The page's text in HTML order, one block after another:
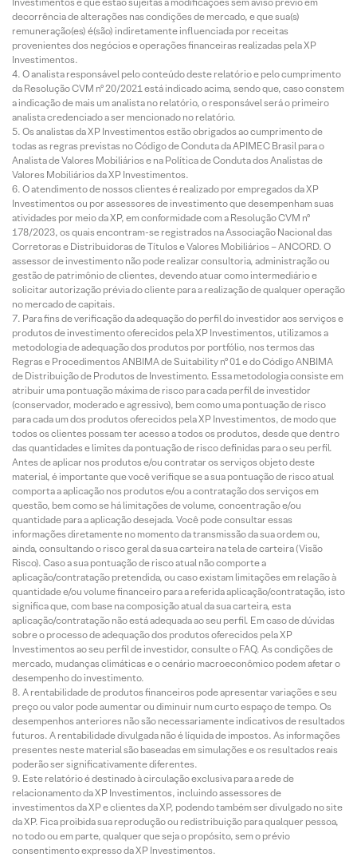
decorrência de alterações nas condições de mercado, e que sua(s)
remuneração(es) é(são) indiretamente influenciada por receitas
provenientes dos negócios e operações financeiras realizadas pela XP
Investimentos.
O analista responsável pelo conteúdo deste relatório e pelo cumprimento
da Resolução CVM nº 20/2021 está indicado acima, sendo que, caso constem
a indicação de mais um analista no relatório, o responsável será o primeiro
analista credenciado a ser mencionado no relatório.
Os analistas da XP Investimentos estão obrigados ao cumprimento de
todas as regras previstas no Código de Conduta da APIMEC Brasil para o
Analista de Valores Mobiliários e na Política de Conduta dos Analistas de
Valores Mobiliários da XP Investimentos.
O atendimento de nossos clientes é realizado por empregados da XP
Investimentos ou por assessores de investimento que desempenham suas
atividades por meio da XP, em conformidade com a Resolução CVM nº
178/2023, os quais encontram-se registrados na Associação Nacional das
Corretoras e Distribuidoras de Títulos e Valores Mobiliários – ANCORD. O
assessor de investimento não pode realizar consultoria, administração ou
gestão de patrimônio de clientes, devendo atuar como intermediário e
solicitar autorização prévia do cliente para a realização de qualquer operação
no mercado de capitais.
Para fins de verificação da adequação do perfil do investidor aos serviços e
produtos de investimento oferecidos pela XP Investimentos, utilizamos a
metodologia de adequação dos produtos por portfólio, nos termos das
Regras e Procedimentos ANBIMA de Suitability nº 01 e do Código ANBIMA
de Distribuição de Produtos de Investimento. Essa metodologia consiste em
atribuir uma pontuação máxima de risco para cada perfil de investidor
(conservador, moderado e agressivo), bem como uma pontuação de risco
para cada um dos produtos oferecidos pela XP Investimentos, de modo que
todos os clientes possam ter acesso a todos os produtos, desde que dentro
das quantidades e limites da pontuação de risco definidas para o seu perfil.
Antes de aplicar nos produtos e/ou contratar os serviços objeto deste
material, é importante que você verifique se a sua pontuação de risco atual
comporta a aplicação nos produtos e/ou a contratação dos serviços em
questão, bem como se há limitações de volume, concentração e/ou
quantidade para a aplicação desejada. Você pode consultar essas
informações diretamente no momento da transmissão da sua ordem ou,
ainda, consultando o risco geral da sua carteira na tela de carteira (Visão
Risco). Caso a sua pontuação de risco atual não comporte a
aplicação/contratação pretendida, ou caso existam limitações em relação à
quantidade e/ou volume financeiro para a referida aplicação/contratação, isto
significa que, com base na composição atual da sua carteira, esta
aplicação/contratação não está adequada ao seu perfil. Em caso de dúvidas
sobre o processo de adequação dos produtos oferecidos pela XP
Investimentos ao seu perfil de investidor, consulte o FAQ. As condições de
mercado, mudanças climáticas e o cenário macroeconômico podem afetar o
desempenho do investimento.
A rentabilidade de produtos financeiros pode apresentar variações e seu
preço ou valor pode aumentar ou diminuir num curto espaço de tempo. Os
desempenhos anteriores não são necessariamente indicativos de resultados
futuros. A rentabilidade divulgada não é líquida de impostos. As informações
presentes neste material são baseadas em simulações e os resultados reais
poderão ser significativamente diferentes.
Este relatório é destinado à circulação exclusiva para a rede de
relacionamento da XP Investimentos, incluindo assessores de
investimentos da XP e clientes da XP, podendo também ser divulgado no site
da XP. Fica proibida sua reprodução ou redistribuição para qualquer pessoa,
no todo ou em parte, qualquer que seja o propósito, sem o prévio
consentimento expresso da XP Investimentos.